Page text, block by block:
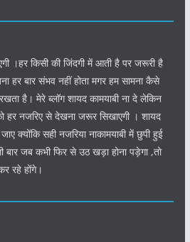
।हर किसी की जिंदगी में आती है पर जरूरी है
हर बार संभव नहीं होता मगर हम सामना कैसे
है। मेरे ब्लॉग शायद कामयाबी ना दे लेकिन
हर नजरिए से देखना जरूर सिखाएगी । शायद
क्योंकि सही नजरिया नाकामयाबी में छुपी हुई
बार जब कभी फिर से उठ खड़ा होना पड़ेगा ,तो
रहे होंगे।